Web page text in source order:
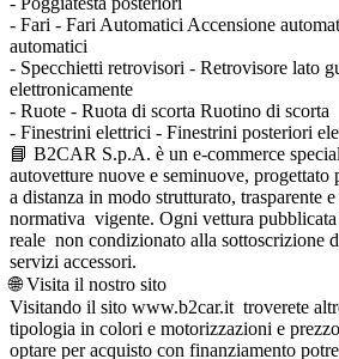
- Fari - Fari Automatici Accensione
automatici
- Specchietti retrovisori - Retrovisore lato
elettronicamente
- Ruote - Ruota di scorta Ruotino di scorta
- Finestrini elettrici - Finestrini posteriori
📘 B2CAR S.p.A. è un e-commerce
autovetture nuove e seminuove, progettato
a distanza in modo strutturato, trasparente
normativa vigente. Ogni vettura
reale non condizionato alla sottoscrizione
servizi accessori.
🌐 Visita il nostro sito
Visitando il sito www.b2car.it troverete
tipologia in colori e motorizzazioni e
optare per acquisto con finanziamento